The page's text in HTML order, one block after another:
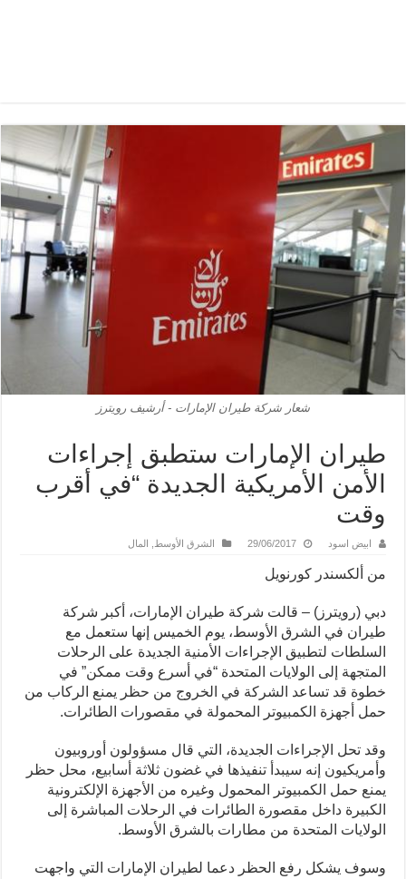
شعار شركة طيران الإمارات - أرشيف رويترز
طيران الإمارات ستطبق إجراءات
الأمن الأمريكية الجديدة “في أقرب
وقت
ابيض اسود 29/06/2017 الشرق الأوسط المال
من ألكسندر كورنويل
دبي (رويترز) – قالت شركة طيران الإمارات، أكبر شركة
طيران في الشرق الأوسط، يوم الخميس إنها ستعمل مع
السلطات لتطبيق الإجراءات الأمنية الجديدة على الرحلات
المتجهة إلى الولايات المتحدة “في أسرع وقت ممكن” في
خطوة قد تساعد الشركة في الخروج من حظر يمنع الركاب من
حمل أجهزة الكمبيوتر المحمولة في مقصورات الطائرات.
وقد تحل الإجراءات الجديدة، التي قال مسؤولون أوروبيون
وأمريكيون إنه سيبدأ تنفيذها في غضون ثلاثة أسابيع، محل حظر
يمنع حمل الكمبيوتر المحمول وغيره من الأجهزة الإلكترونية
الكبيرة داخل مقصورة الطائرات في الرحلات المباشرة إلى
الولايات المتحدة من مطارات بالشرق الأوسط.
وسوف يشكل رفع الحظر دعما لطيران الإمارات التي واجهت